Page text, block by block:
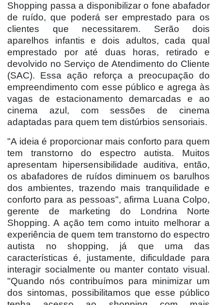
Shopping passa a disponibilizar o fone abafador
de ruído, que poderá ser emprestado para os
clientes que necessitarem. Serão dois
aparelhos infantis e dois adultos, cada qual
emprestado por até duas horas, retirado e
devolvido no Serviço de Atendimento do Cliente
(SAC). Essa ação reforça a preocupação do
empreendimento com esse público e agrega às
vagas de estacionamento demarcadas e ao
cinema azul, com sessões de cinema
adaptadas para quem tem distúrbios sensoriais.
"A ideia é proporcionar mais conforto para quem
tem transtorno do espectro autista. Muitos
apresentam hipersensibilidade auditiva, então,
os abafadores de ruídos diminuem os barulhos
dos ambientes, trazendo mais tranquilidade e
conforto para as pessoas", afirma Luana Colpo,
gerente de marketing do Londrina Norte
Shopping. A ação tem como intuito melhorar a
experiência de quem tem transtorno do espectro
autista no shopping, já que uma das
características é, justamente, dificuldade para
interagir socialmente ou manter contato visual.
"Quando nós contribuímos para minimizar um
dos sintomas, possibilitamos que esse público